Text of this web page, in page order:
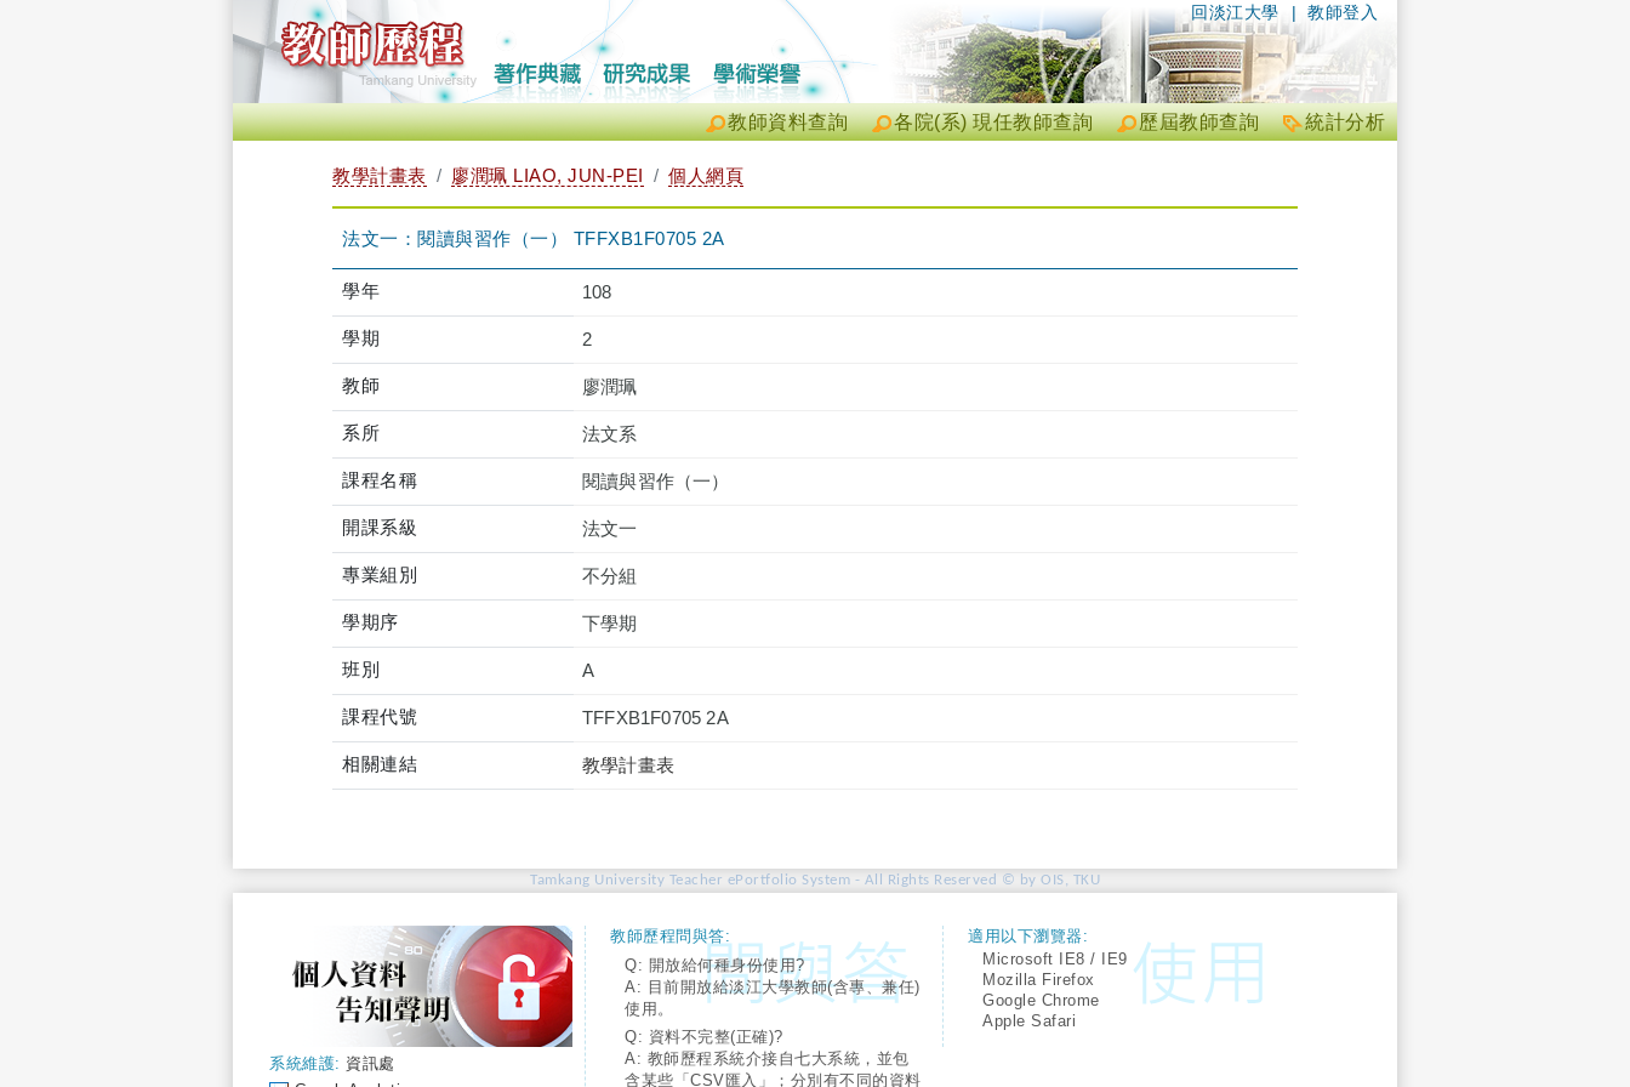
| 教師登入
回淡江大學
統計分析
歷屆教師查詢
各院(系) 現任教師查詢
教師資料查詢
教學計畫表 廖潤珮 LIAO, JUN-PEI 個人網頁
法文一：閱讀與習作（一） TFFXB1F0705 2A
學年 108
學期 2
教師 廖潤珮
系所 法文系
課程名稱 閱讀與習作（一）
開課系級 法文一
專業組別 不分組
學期序 下學期
班別 A
課程代號 TFFXB1F0705 2A
相關連結 教學計畫表
Tamkang University Teacher ePortfolio System - All Rights Reserved © by OIS, TKU
系統維護: 資訊處
教師歷程問與答:
Q: 開放給何種身份使用?
A: 目前開放給淡江大學教師(含專、兼任)
使用。
Q: 資料不完整(正確)?
A: 教師歷程系統介接自七大系統，並包
含某些「CSV匯入」；分別有不同的資料
適用以下瀏覽器:
Microsoft IE8 / IE9
Mozilla Firefox
Google Chrome
Apple Safari